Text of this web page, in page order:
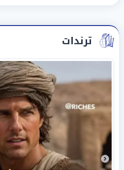
ترندات